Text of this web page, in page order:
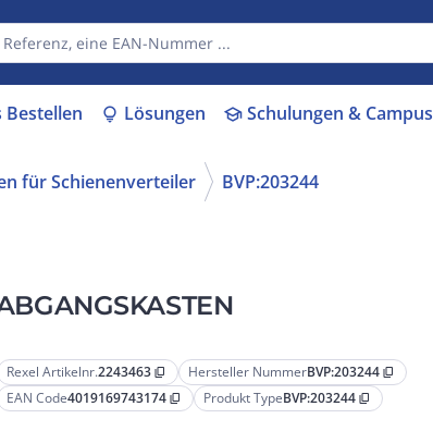
Bestellen lightbulb Lösungen schoolSchulungen & Campus
für Schienenverteiler BVP:203244
Rexel Artikelnr.2243463 content_copy Hersteller NummerBVP:203244 content_copy
EAN Code4019169743174 content_copy Produkt TypeBVP:203244 content_copy